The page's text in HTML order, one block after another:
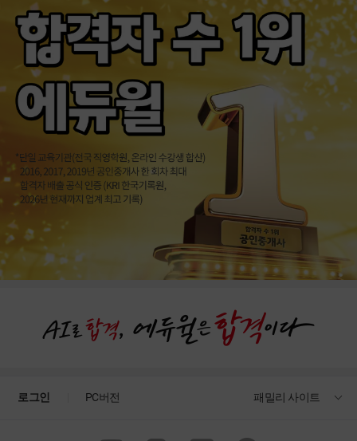
수익을 부르는 키워드 확인하기 >
크리에이터 스쿨 웹소설 작가 1:1 코칭 안내
[웹소설 과정] 이정은 작가 커리큘럼 안내
[웹소설 과정] 박경원 작가 커리큘럼 안내
로그인 PC버전 패밀리 사이트